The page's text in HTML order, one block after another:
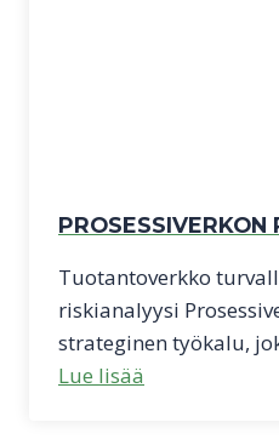
PROSESSIVERKON
Tuotantoverkko
riskianalyysi
strateginen työkalu,
Lue lisää